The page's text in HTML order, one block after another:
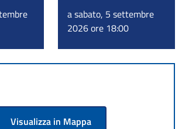
a sabato, 5 settembre
2026 ore 18:00
Visualizza in Mappa